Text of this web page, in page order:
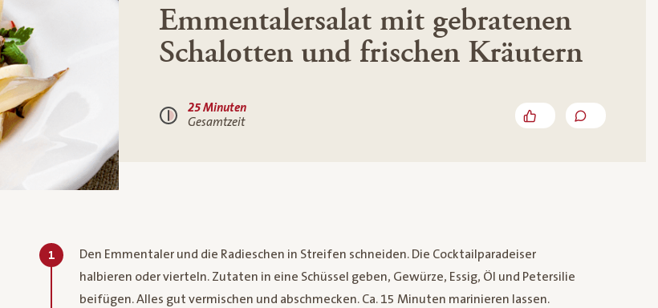
Emmentalersalat mit gebratenen
Schalotten und frischen Kräutern
25 Minuten
Gesamtzeit
1
Den Emmentaler und die Radieschen in Streifen schneiden. Die Cocktailparadeiser
halbieren oder vierteln. Zutaten in eine Schüssel geben, Gewürze, Essig, Öl und Petersilie
beifügen. Alles gut vermischen und abschmecken. Ca. 15 Minuten marinieren lassen.